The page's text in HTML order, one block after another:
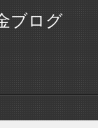
ブログ